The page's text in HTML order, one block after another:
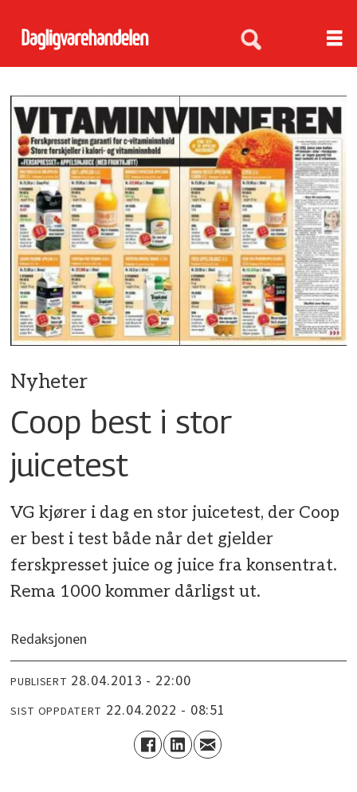
Nyheter
Coop best i stor
juicetest
VG kjører i dag en stor juicetest, der Coop
er best i test både når det gjelder
ferskpresset juice og juice fra konsentrat.
Rema 1000 kommer dårligst ut.
Redaksjonen
PUBLISERT 28.04.2013 - 22:00
SIST OPPDATERT 22.04.2022 - 08:51